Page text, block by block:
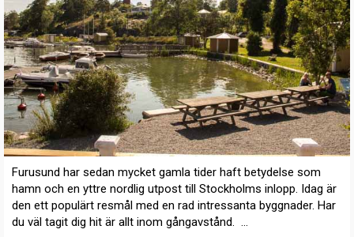
Furusund har sedan mycket gamla tider haft betydelse som
hamn och en yttre nordlig utpost till Stockholms inlopp. Idag är
den ett populärt resmål med en rad intressanta byggnader. Har
du väl tagit dig hit är allt inom gångavstånd. ...